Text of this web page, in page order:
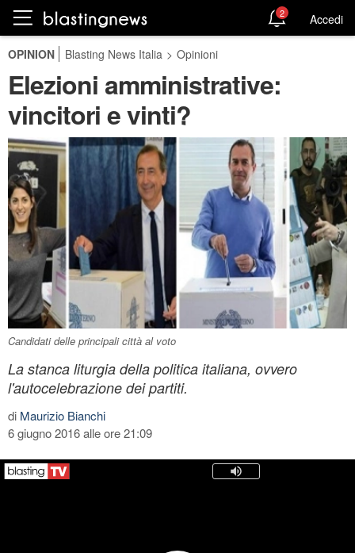
2 Accedi
OPINION Blasting News Italia > Opinioni
Elezioni amministrative:
vincitori e vinti?
Candidati delle principali città al voto
La stanca liturgia della politica italiana, ovvero
l'autocelebrazione dei partiti.
di Maurizio Bianchi
6 giugno 2016 alle ore 21:09